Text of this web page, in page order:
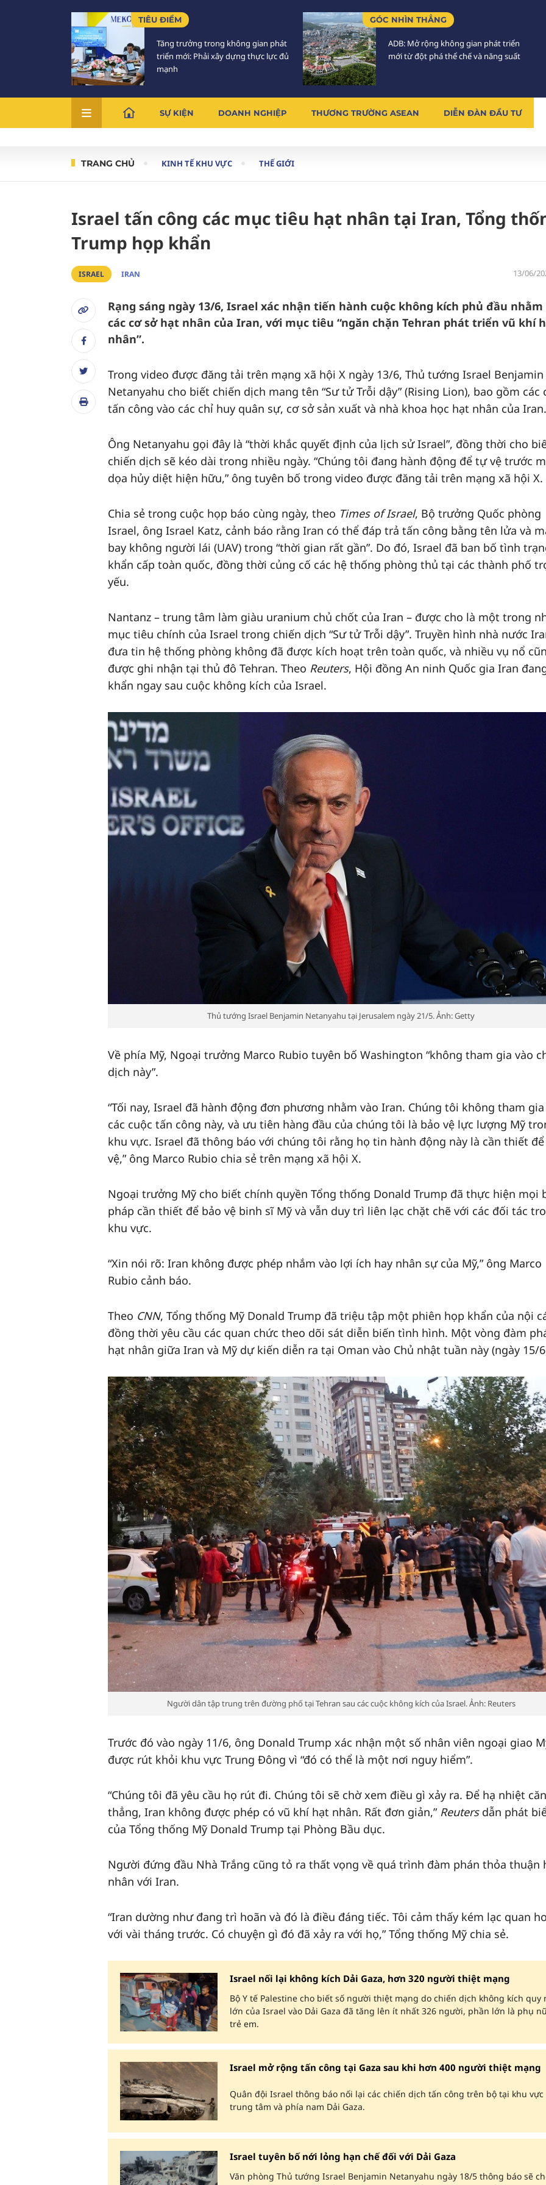
TIÊU ĐIỂM
Tăng trưởng trong không gian phát
triển mới: Phải xây dựng thực lực đủ
mạnh
GÓC NHÌN THẲNG
ADB: Mở rộng không gian phát triển
mới từ đột phá thể chế và năng suất
SỰ KIỆN DOANH NGHIỆP THƯƠNG TRƯỜNG ASEAN DIỄN ĐÀN ĐẦU TƯ
TRANG CHỦ KINH TẾ KHU VỰC THẾ GIỚI
Israel tấn công các mục tiêu hạt nhân tại Iran, Tổng
Trump họp khẩn
ISRAEL IRAN 13/06/
Rạng sáng ngày 13/6, Israel xác nhận tiến hành cuộc không kích phủ đầu nhằm
các cơ sở hạt nhân của Iran, với mục tiêu “ngăn chặn Tehran phát triển vũ khí
nhân”.
Trong video được đăng tải trên mạng xã hội X ngày 13/6, Thủ tướng Israel Benjamin
Netanyahu cho biết chiến dịch mang tên “Sư tử Trỗi dậy” (Rising Lion), bao gồm các
tấn công vào các chỉ huy quân sự, cơ sở sản xuất và nhà khoa học hạt nhân của Iran.
Ông Netanyahu gọi đây là “thời khắc quyết định của lịch sử Israel”, đồng thời cho
chiến dịch sẽ kéo dài trong nhiều ngày. “Chúng tôi đang hành động để tự vệ trước
dọa hủy diệt hiện hữu,” ông tuyên bố trong video được đăng tải trên mạng xã hội X.
Chia sẻ trong cuộc họp báo cùng ngày, theo Times of Israel, Bộ trưởng Quốc phòng
Israel, ông Israel Katz, cảnh báo rằng Iran có thể đáp trả tấn công bằng tên lửa và
bay không người lái (UAV) trong “thời gian rất gần”. Do đó, Israel đã ban bố tình
khẩn cấp toàn quốc, đồng thời củng cố các hệ thống phòng thủ tại các thành phố
yếu.
Nantanz – trung tâm làm giàu uranium chủ chốt của Iran – được cho là một trong
mục tiêu chính của Israel trong chiến dịch “Sư tử Trỗi dậy”. Truyền hình nhà nước
đưa tin hệ thống phòng không đã được kích hoạt trên toàn quốc, và nhiều vụ nổ
được ghi nhận tại thủ đô Tehran. Theo Reuters, Hội đồng An ninh Quốc gia Iran
khẩn ngay sau cuộc không kích của Israel.
Thủ tướng Israel Benjamin Netanyahu tại Jerusalem ngày 21/5. Ảnh: Getty
Về phía Mỹ, Ngoại trưởng Marco Rubio tuyên bố Washington “không tham gia vào
dịch này”.
“Tối nay, Israel đã hành động đơn phương nhằm vào Iran. Chúng tôi không tham
các cuộc tấn công này, và ưu tiên hàng đầu của chúng tôi là bảo vệ lực lượng Mỹ
khu vực. Israel đã thông báo với chúng tôi rằng họ tin hành động này là cần thiết
vệ,” ông Marco Rubio chia sẻ trên mạng xã hội X.
Ngoại trưởng Mỹ cho biết chính quyền Tổng thống Donald Trump đã thực hiện mọi
pháp cần thiết để bảo vệ binh sĩ Mỹ và vẫn duy trì liên lạc chặt chẽ với các đối tác
khu vực.
“Xin nói rõ: Iran không được phép nhắm vào lợi ích hay nhân sự của Mỹ,” ông Marco
Rubio cảnh báo.
Theo CNN, Tổng thống Mỹ Donald Trump đã triệu tập một phiên họp khẩn của nội
đồng thời yêu cầu các quan chức theo dõi sát diễn biến tình hình. Một vòng đàm
hạt nhân giữa Iran và Mỹ dự kiến diễn ra tại Oman vào Chủ nhật tuần này (ngày 15/
Người dân tập trung trên đường phố tại Tehran sau các cuộc không kích của Israel. Ảnh: Reuters
Trước đó vào ngày 11/6, ông Donald Trump xác nhận một số nhân viên ngoại giao
được rút khỏi khu vực Trung Đông vì “đó có thể là một nơi nguy hiểm”.
“Chúng tôi đã yêu cầu họ rút đi. Chúng tôi sẽ chờ xem điều gì xảy ra. Để hạ nhiệt
thẳng, Iran không được phép có vũ khí hạt nhân. Rất đơn giản,” Reutersdẫn phát
của Tổng thống Mỹ Donald Trump tại Phòng Bầu dục.
Người đứng đầu Nhà Trắng cũng tỏ ra thất vọng về quá trình đàm phán thỏa thuận
nhân với Iran.
“Iran dường như đang trì hoãn và đó là điều đáng tiếc. Tôi cảm thấy kém lạc quan
với vài tháng trước. Có chuyện gì đó đã xảy ra với họ,” Tổng thống Mỹ chia sẻ.
Israel nối lại không kích Dải Gaza, hơn 320 người thiệt mạng
Bộ Y tế Palestine cho biết số người thiệt mạng do chiến dịch không kích quy
lớn của Israel vào Dải Gaza đã tăng lên ít nhất 326 người, phần lớn là phụ
trẻ em.
Israel mở rộng tấn công tại Gaza sau khi hơn 400 người thiệt mạng
Quân đội Israel thông báo nối lại các chiến dịch tấn công trên bộ tại khu vực
trung tâm và phía nam Dải Gaza.
Israel tuyên bố nới lỏng hạn chế đối với Dải Gaza
Văn phòng Thủ tướng Israel Benjamin Netanyahu ngày 18/5 thông báo sẽ